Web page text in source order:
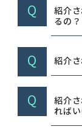
Q
紹介
るの？
Q 紹介
Q
紹介
れば